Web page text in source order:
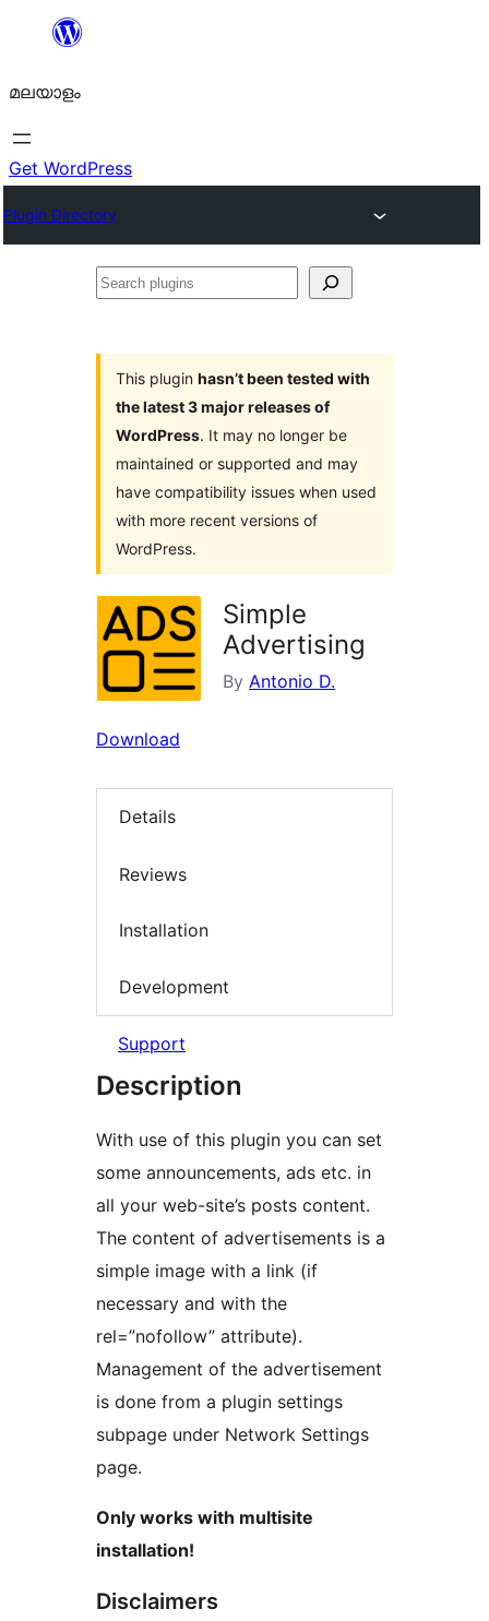
ഉള്ളടക്കത്തിലേക്ക്
മലയാളം
Get WordPress
Plugin Directory
Search
This plugin hasn’t been tested with
the latest 3 major releases of
WordPress. It may no longer be
maintained or supported and may
have compatibility issues when used
with more recent versions of
WordPress.
Simple
Advertising
By Antonio D.
Download
Details
Reviews
Installation
Development
Support
Description
With use of this plugin you can set
some announcements, ads etc. in
all your web-site’s posts content.
The content of advertisements is a
simple image with a link (if
necessary and with the
rel=”nofollow” attribute).
Management of the advertisement
is done from a plugin settings
subpage under Network Settings
page.
Only works with multisite
installation!
Disclaimers